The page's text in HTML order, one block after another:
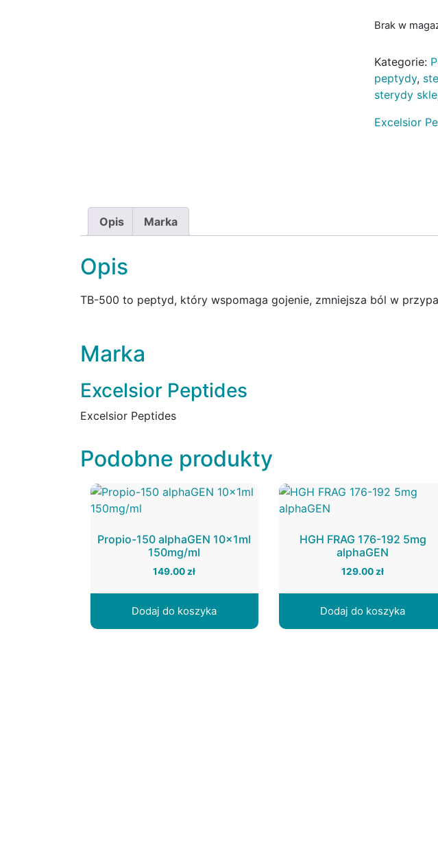
Brak w
Kategorie:
peptydy,
sterydy
Excelsior
Opis Marka
Opis
TB-500 to peptyd, który wspomaga gojenie, zmniejsza ból w
Marka
Excelsior Peptides
Excelsior Peptides
Podobne produkty
Propio-150 alphaGEN 10x1ml
150mg/ml
149.00zł
Dodaj do koszyka
HGH FRAG 176-192 5mg
alphaGEN
129.00zł
Dodaj do koszyka